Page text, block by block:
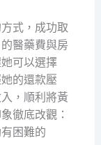
式，成功取
醫藥費與房
可以選擇
的還款壓
，順利將黃
徹底改觀：
困難的